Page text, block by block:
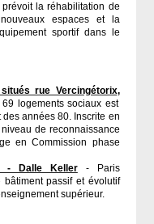
la réhabilitation de
espaces et la
sportif dans le
rue Vercingétorix,
logements sociaux est
années 80. Inscrite en
de reconnaissance
en Commission phase
- Dalle Keller- Paris
passif et évolutif
supérieur.